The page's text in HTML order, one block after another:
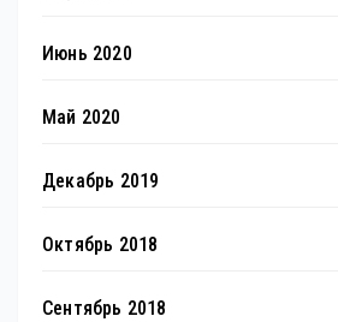
Июнь 2020
Май 2020
Декабрь 2019
Октябрь 2018
Сентябрь 2018